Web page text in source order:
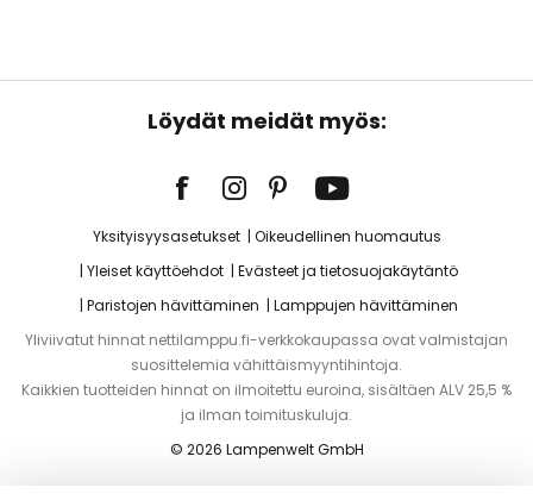
Löydät meidät myös:
Yksityisyysasetukset
Oikeudellinen huomautus
Yleiset käyttöehdot
Evästeet ja tietosuojakäytäntö
Paristojen hävittäminen
Lamppujen hävittäminen
Yliviivatut hinnat nettilamppu.fi-verkkokaupassa ovat valmistajan
suosittelemia vähittäismyyntihintoja.
Kaikkien tuotteiden hinnat on ilmoitettu euroina, sisältäen ALV 25,5 %
ja ilman toimituskuluja.
© 2026 Lampenwelt GmbH